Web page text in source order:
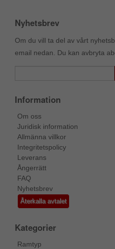
Nyhetsbrev
Om du vill ta del av vårt
email nedan. Du kan avbryta
Information
Om oss
Juridisk information
Allmänna villkor
Integritetspolicy
Leverans
Ångerrätt
FAQ
Nyhetsbrev
Återkalla avtalet
Kategorier
Ramtyp